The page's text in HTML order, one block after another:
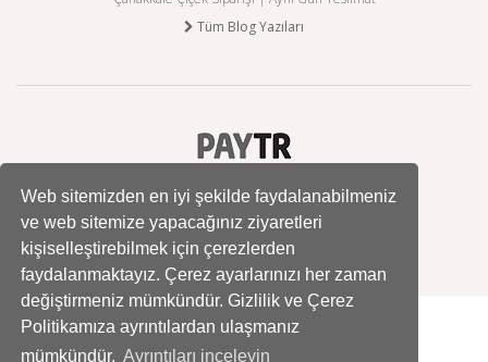
Web sitemizden en iyi şekilde faydalanabilmeniz
ve web sitemize yapacağınız ziyaretleri
kişiselleştirebilmek için çerezlerden
faydalanmaktayız. Çerez ayarlarınızı her zaman
değiştirmeniz mümkündür. Gizlilik ve Çerez
Politikamıza ayrıntılardan ulaşmanız
mümkündür. Ayrıntıları inceleyin
Tüm Blog Yazıları